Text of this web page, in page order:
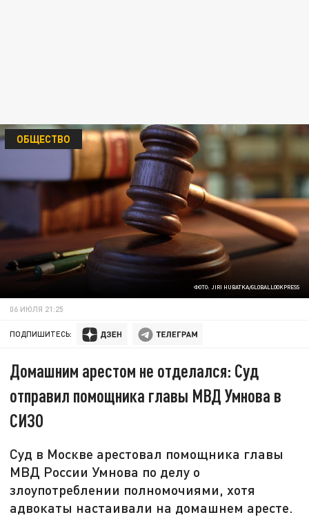
ФОТО: JIRI HUBATKA/GLOBALLOOKPRESS
ОБЩЕСТВО
06 ИЮЛЯ 21:25
ПОДПИШИТЕСЬ:
Домашним арестом не отделался: Суд
отправил помощника главы МВД Умнова в
СИЗО
Суд в Москве арестовал помощника главы
МВД России Умнова по делу о
злоупотреблении полномочиями, хотя
адвокаты настаивали на домашнем аресте.